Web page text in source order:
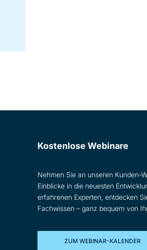
Kostenlose Webinare
Nehmen Sie an unseren Kunden-
Einblicke in die neuesten
erfahrenen Experten, entdecken
Fachwissen – ganz bequem von
ZUM WEBINAR-KALENDER